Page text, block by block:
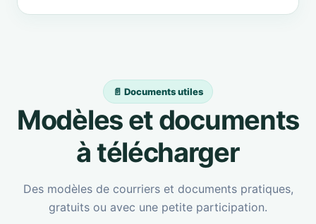
📄 Documents utiles
Modèles et documents
à télécharger
Des modèles de courriers et documents pratiques,
gratuits ou avec une petite participation.